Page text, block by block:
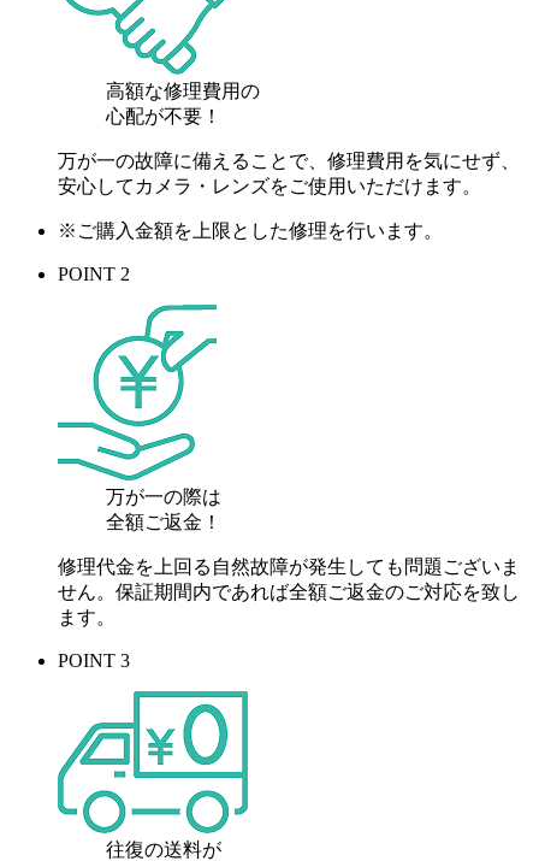
高額な修理費用の
心配が不要！
万が一の故障に備えることで、修理費用を気にせず、
安心してカメラ・レンズをご使用いただけます。
※ご購入金額を上限とした修理を行います。
POINT 2
万が一の際は
全額ご返金！
修理代金を上回る自然故障が発生しても問題ございま
せん。保証期間内であれば全額ご返金のご対応を致し
ます。
POINT 3
往復の送料が